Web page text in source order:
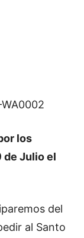
los
de Julio el
del
al Santo